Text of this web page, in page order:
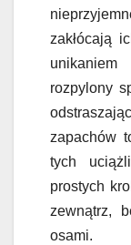
zakłócają
rozpylony
zapachów
tych
prostych
zewnątrz,
osami.